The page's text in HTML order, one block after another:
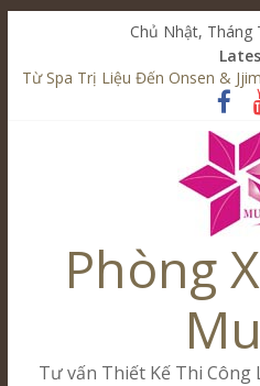
Chủ Nhật, Tháng
Từ Spa Trị Liệu Đến Onsen &
Kết Hợp Onsen & Jjim Jil Bang
Cham Riverside Onsen & Jjim Jil
Spa Jjim Jil Bang Kết Hợp Onsen
Tăng Doanh Số Kinh Doanh Lắp
Muối Hồng Group
Phòng
Tư vấn Thiết Kế Thi